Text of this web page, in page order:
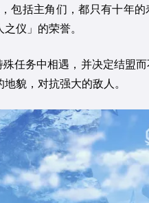
包括主角们，都只有十年
仪」的荣誉。
任务中相遇，并决定结盟
貌，对抗强大的敌人。